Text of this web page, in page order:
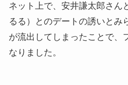
ネット上で、安井謙太郎さん
るる）とのデートの誘いとみ
が流出してしまったことで、
なりました。